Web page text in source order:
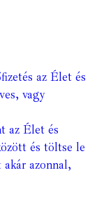
az Élet és
vagy
az Élet és
és töltse le
azonnal,